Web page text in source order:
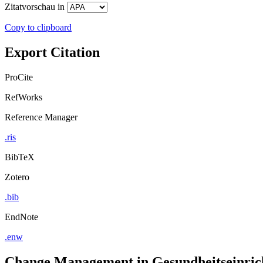
Zitatvorschau in
Copy to clipboard
Export Citation
ProCite
RefWorks
Reference Manager
.ris
BibTeX
Zotero
.bib
EndNote
.enw